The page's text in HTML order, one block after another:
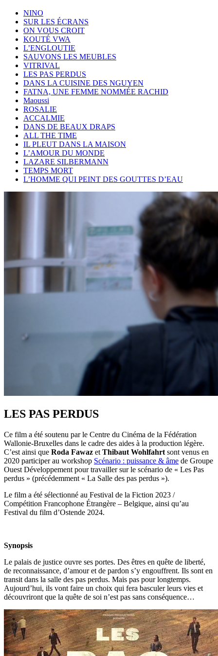
NINO
SUR LES ÉCRANS
ON VOUS CROIT
KOUTÉ VWA
L’ENGLOUTIE
SAUVONS LES MEUBLES
VITRIVAL
LES PAS PERDUS
DANS LA CUISINE DES NGUYEN
FATNA, UNE FEMME NOMMÉE RACHID
Maoussi
ROSALIE
ACCALMIE
DANS DE BEAUX DRAPS
ALL THE TIME
IL PLEUT DANS LA MAISON
L’AMOUR DU MONDE
LAZARE SILBERMANN
TEMPS MORT
L’HOMME QUI PEINT DES GOUTTES D’EAU
LES PAS PERDUS
Ce film a été soutenu par le Centre du Cinéma de la Fédération
Wallonie-Bruxelles dans le cadre des aides à la production légère.
C’est ainsi que Roda Fawaz et Thibaut Wohlfahrt sont venus en
2020 participer au workshop Scénario : puissance & âme de Groupe
Ouest Développement pour travailler sur le scénario de « Les Pas
perdus » (précédemment « La Salle des pas perdus »).
Le film a été sélectionné au Festival de la Fiction 2023 /
Compétition Francophone Étrangère – Belgique, ainsi qu’au
Festival du film d’Ostende 2024.
Synopsis
Le palais de justice ouvre ses portes. Des êtres en quête de liberté,
de reconnaissance, d’amour et de pardon s’y engouffrent. Ils sont en
transit dans la salle des pas perdus. Mais pas pour longtemps.
Aujourd’hui, ils vont faire un choix qui fera basculer leurs vies et
découvriront que la quête de soi n’est pas sans conséquence…